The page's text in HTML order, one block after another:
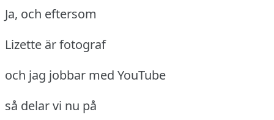
Ja, och eftersom
Lizette är fotograf
och jag jobbar med YouTube
så delar vi nu på